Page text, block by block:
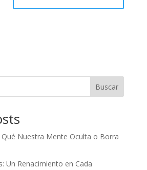
Buscar
Nuestra Mente Oculta o Borra
Un Renacimiento en Cada